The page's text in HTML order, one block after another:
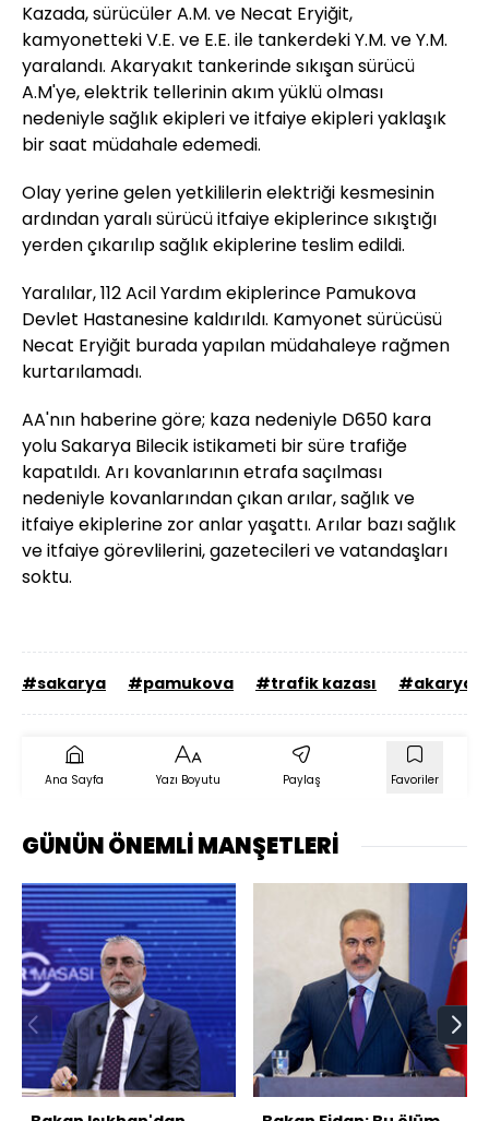
Kazada, sürücüler A.M. ve Necat Eryiğit,
kamyonetteki V.E. ve E.E. ile tankerdeki Y.M. ve Y.M.
yaralandı. Akaryakıt tankerinde sıkışan sürücü
A.M'ye, elektrik tellerinin akım yüklü olması
nedeniyle sağlık ekipleri ve itfaiye ekipleri yaklaşık
bir saat müdahale edemedi.
Olay yerine gelen yetkililerin elektriği kesmesinin
ardından yaralı sürücü itfaiye ekiplerince sıkıştığı
yerden çıkarılıp sağlık ekiplerine teslim edildi.
Yaralılar, 112 Acil Yardım ekiplerince Pamukova
Devlet Hastanesine kaldırıldı. Kamyonet sürücüsü
Necat Eryiğit burada yapılan müdahaleye rağmen
kurtarılamadı.
AA'nın haberine göre; kaza nedeniyle D650 kara
yolu Sakarya Bilecik istikameti bir süre trafiğe
kapatıldı. Arı kovanlarının etrafa saçılması
nedeniyle kovanlarından çıkan arılar, sağlık ve
itfaiye ekiplerine zor anlar yaşattı. Arılar bazı sağlık
ve itfaiye görevlilerini, gazetecileri ve vatandaşları
soktu.
#sakarya #pamukova #trafik kazası
Ana Sayfa Yazı Boyutu Paylaş Favoriler
GÜNÜN ÖNEMLİ MANŞETLERİ